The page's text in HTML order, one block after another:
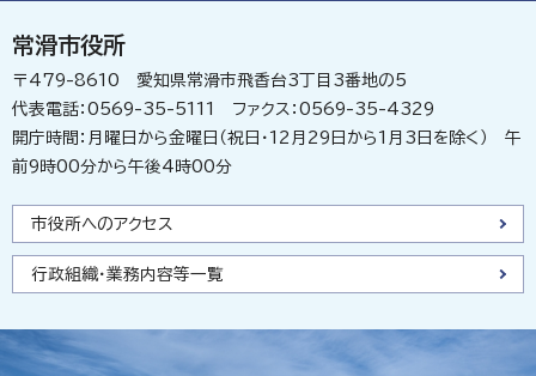
常滑市役所
〒479-8610 愛知県常滑市飛香台3丁目3番地の5
代表電話：0569-35-5111 ファクス：0569-35-4329
開庁時間：月曜日から金曜日（祝日・12月29日から1月3日を除く） 午
前9時00分から午後4時00分
市役所へのアクセス
行政組織・業務内容等一覧